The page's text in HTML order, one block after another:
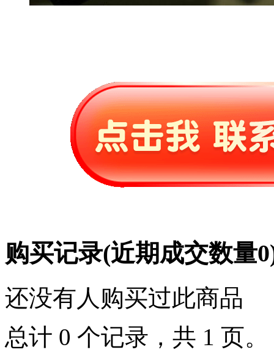
购买记录(近期成交数量0
还没有人购买过此商品
总计 0 个记录，共 1 页。